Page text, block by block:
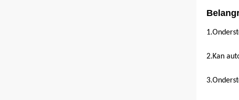
1.
2.Kan
3.